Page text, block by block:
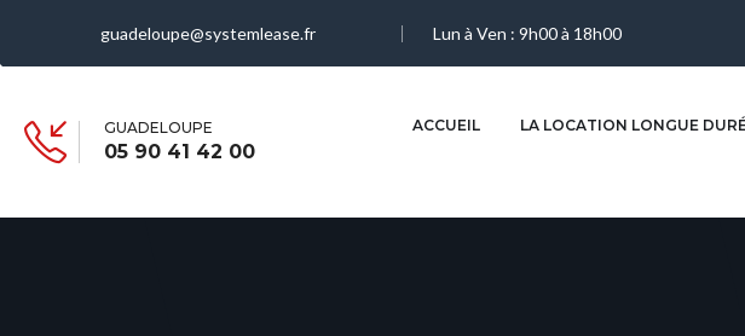
guadeloupe@systemlease.fr martinique@systemlease.fr
Lun à Ven : 9h00 à 18h00
GUADELOUPE
05 90 41 42 00
MARTINIQUE ALGÉRIE
ACCUEIL LA LOCATION LONGUE